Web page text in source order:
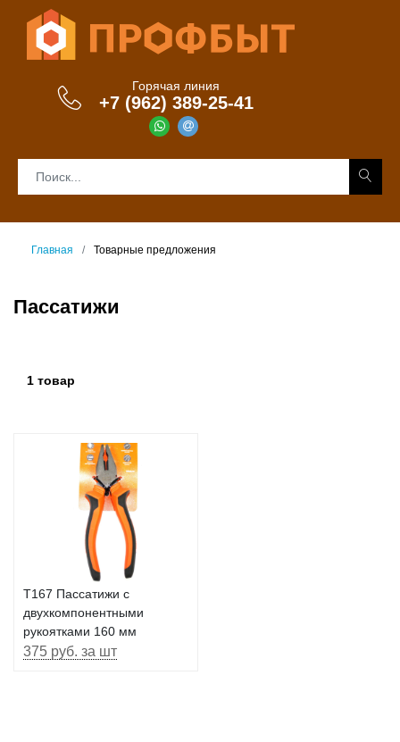
Горячая линия
+7 (962) 389-25-41
Главная Товарные предложения
Пассатижи
1 товар
T167 Пассатижи с
двухкомпонентными
рукоятками 160 мм
375 руб. за шт